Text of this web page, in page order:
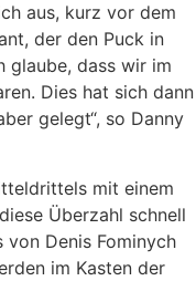
aus, kurz vor dem
der den Puck in
glaube, dass wir im
Dies hat sich dann
gelegt“, so Danny
mit einem
Überzahl schnell
von Denis Fominych
im Kasten der